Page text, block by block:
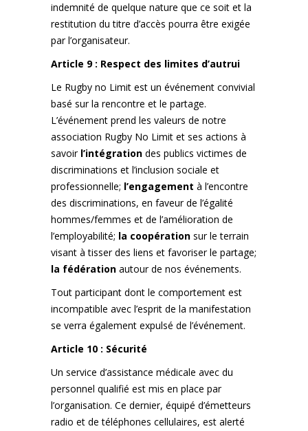
indemnité de quelque nature que ce soit et la
restitution du titre d’accès pourra être exigée
par l’organisateur.
Article 9 : Respect des limites d’autrui
Le Rugby no Limit est un événement convivial
basé sur la rencontre et le partage.
L’événement prend les valeurs de notre
association Rugby No Limit et ses actions à
savoir l’intégration des publics victimes de
discriminations et l’inclusion sociale et
professionnelle; l’engagement à l’encontre
des discriminations, en faveur de l’égalité
hommes/femmes et de l’amélioration de
l’employabilité; la coopération sur le terrain
visant à tisser des liens et favoriser le partage;
la fédération autour de nos événements.
Tout participant dont le comportement est
incompatible avec l’esprit de la manifestation
se verra également expulsé de l’événement.
Article 10 : Sécurité
Un service d’assistance médicale avec du
personnel qualifié est mis en place par
l’organisation. Ce dernier, équipé d’émetteurs
radio et de téléphones cellulaires, est alerté